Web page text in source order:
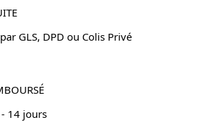
GLS, DPD ou Colis Privé
14 jours